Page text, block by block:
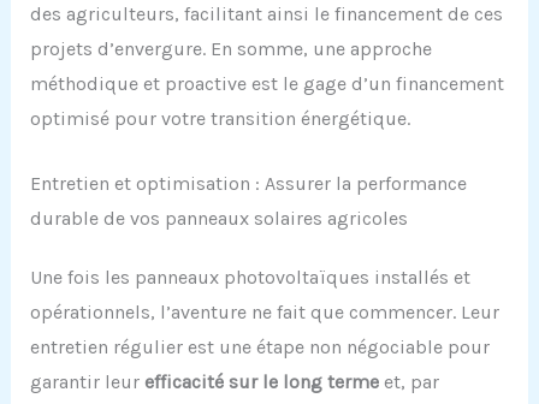
des agriculteurs, facilitant ainsi le financement de ces
projets d’envergure. En somme, une approche
méthodique et proactive est le gage d’un financement
optimisé pour votre transition énergétique.
Entretien et optimisation : Assurer la performance
durable de vos panneaux solaires agricoles
Une fois les panneaux photovoltaïques installés et
opérationnels, l’aventure ne fait que commencer. Leur
entretien régulier est une étape non négociable pour
garantir leur efficacité sur le long termeet, par